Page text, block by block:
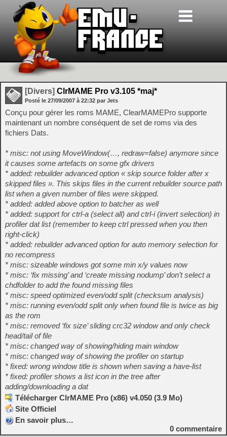
[Divers] ClrMAME Pro v3.105 *maj*
Posté le 27/09/2007 à 22:32 par Jets
Conçu pour gérer les roms MAME, ClearMAMEPro supporte
maintenant un nombre conséquent de set de roms via des
fichiers Dats.
* misc: not using MoveWindow(…, redraw=false) anymore since
it causes some artefacts on some gfx drivers
* added: rebuilder advanced option « skip source folder after x
skipped files ». This skips files in the current rebuilder source path
list when a given number of files were skipped.
* added: added above option to batcher as well
* added: support for ctrl-a (select all) and ctrl-i (invert selection) in
profiler dat list (remember to keep ctrl pressed when you then
right-click)
* added: rebuilder advanced option for auto memory selection for
no recompress
* misc: sizeable windows got some min x/y values now
* misc: ‘fix missing’ and ‘create missing nodump’ don’t select a
chdfolder to add the found missing files
* misc: speed optimized even/odd split (checksum analysis)
* misc: running even/odd split only when found file is twice as big
as the rom
* misc: removed ‘fix size’ sliding crc32 window and only check
head/tail of file
* misc: changed way of showing/hiding main window
* misc: changed way of showing the profiler on startup
* fixed: wrong window title is shown when saving a have-list
* fixed: profiler shows a list icon in the tree after
adding/downloading a dat
Télécharger ClrMAME Pro (x86) v4.050 (3.9 Mo)
Site Officiel
En savoir plus…
0 commentaire